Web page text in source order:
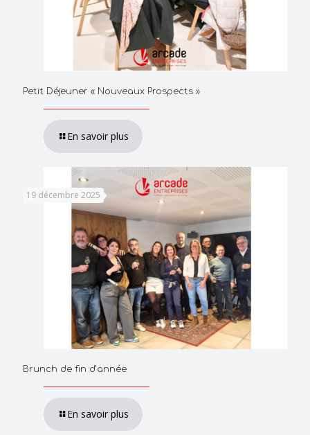
Petit Déjeuner « Nouveaux Prospects »
En savoir plus
19 décembre 2025
Brunch de fin d’année
En savoir plus